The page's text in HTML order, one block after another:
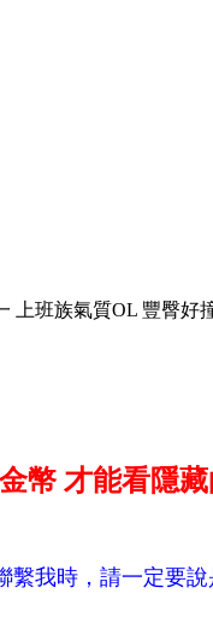
上班族氣質OL 豐臀好
幣才能看隱
繫我時，請一定要